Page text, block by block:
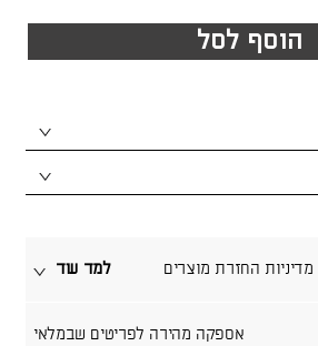
הוסף לסל
אספקה מהירה לפריטים שבמלאי
מדיניות החזרת מוצרים למד עוד